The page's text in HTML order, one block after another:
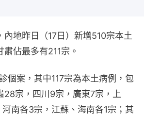
內地昨日（17日）新增510宗本土
佔最多有211宗。
個案，其中117宗為本土病例，包
28宗，四川9宗，廣東7宗，上
南各3宗，江蘇、海南各1宗；其